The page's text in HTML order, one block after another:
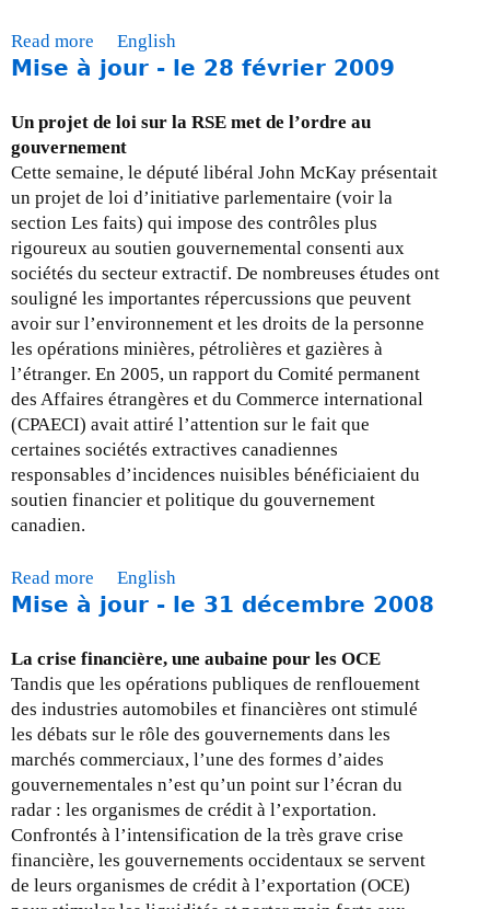
l
i
é
i
e
s
2
9
a
i
2
0
0
9
Read more
b
u
t
M
i
s
e
à
j
o
u
r
-
l
e
3
0
l
0
0
9
English
Mise à jour - le 28 février 2009
Un projet de loi sur la RSE met de l’ordre au
gouvernement
Cette semaine, le député libéral John McKay présentait
un projet de loi d’initiative parlementaire (voir la
section Les faits) qui impose des contrôles plus
rigoureux au soutien gouvernemental consenti aux
sociétés du secteur extractif. De nombreuses études ont
souligné les importantes répercussions que peuvent
avoir sur l’environnement et les droits de la personne
les opérations minières, pétrolières et gazières à
l’étranger. En 2005, un rapport du Comité permanent
des Affaires étrangères et du Commerce international
(CPAECI) avait attiré l’attention sur le fait que
certaines sociétés extractives canadiennes
responsables d’incidences nuisibles bénéficiaient du
soutien financier et politique du gouvernement
canadien.
Read more
b
u
M
i
s
e
à
j
o
u
English
Mise à jour - le 31 décembre 2008
La crise financière, une aubaine pour les OCE
Tandis que les opérations publiques de renflouement
des industries automobiles et financières ont stimulé
les débats sur le rôle des gouvernements dans les
marchés commerciaux, l’une des formes d’aides
gouvernementales n’est qu’un point sur l’écran du
radar : les organismes de crédit à l’exportation.
Confrontés à l’intensification de la très grave crise
financière, les gouvernements occidentaux se servent
de leurs organismes de crédit à l’exportation (OCE)